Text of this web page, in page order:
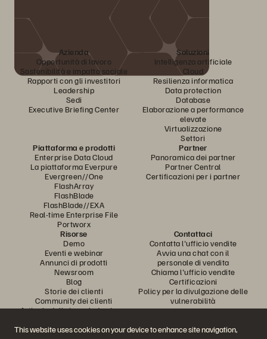
This website uses cookies on your device to enhance site navigation,
Azienda
Opportunità di lavoro
Sostenibilità e impatto sociale
Rapporti con gli investitori
Leadership
Sedi
Executive Briefing Center
Soluzioni
Intelligenza artificiale
Cloud
Resilienza informatica
Data protection
Database
Elaborazione a performance
elevate
Virtualizzazione
Settori
Piattaforma e prodotti
Enterprise Data Cloud
La piattaforma Everpure
Evergreen//One
FlashArray
FlashBlade
FlashBlade//EXA
Real-time Enterprise File
Portworx
Partner
Panoramica dei partner
Partner Central
Certificazioni per i partner
Risorse
Demo
Eventi e webinar
Annunci di prodotti
Newsroom
Blog
Storie dei clienti
Community dei clienti
Articolo della knowledge base
Contattaci
Contatta l'ufficio vendite
Avvia una chat con il
personale di vendita
Chiama l'ufficio vendite
Certificazioni
Policy per la divulgazione delle
vulnerabilità